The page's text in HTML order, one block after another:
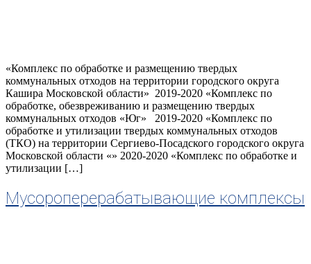
«Комплекс по обработке и размещению твердых
коммунальных отходов на территории городского округа
Кашира Московской области» 2019-2020 «Комплекс по
обработке, обезвреживанию и размещению твердых
коммунальных отходов «Юг» 2019-2020 «Комплекс по
обработке и утилизации твердых коммунальных отходов
(ТКО) на территории Сергиево-Посадского городского округа
Московской области «» 2020-2020 «Комплекс по обработке и
утилизации […]
Мусороперерабатывающие комплексы